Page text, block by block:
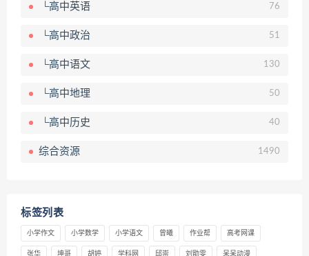
└高中英语 76
└高中政治 51
└高中语文 130
└高中地理 50
└高中历史 40
综合资源 1490
标签列表
小学作文 小学数学 小学语文 曾曦 作业帮 高考网课
张华 坤哥 胡婷 学科网 邱崇 刘勖雯 呆呆动漫